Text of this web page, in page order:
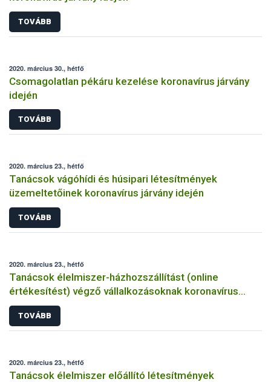
TOVÁBB
2020. március 30., hétfő
Csomagolatlan pékáru kezelése koronavírus járvány
idején
TOVÁBB
2020. március 23., hétfő
Tanácsok vágóhídi és húsipari létesítmények
üzemeltetőinek koronavírus járvány idején
TOVÁBB
2020. március 23., hétfő
Tanácsok élelmiszer-házhozszállítást (online
értékesítést) végző vállalkozásoknak koronavírus
járvány idején
TOVÁBB
2020. március 23., hétfő
Tanácsok élelmiszer előállító létesítmények